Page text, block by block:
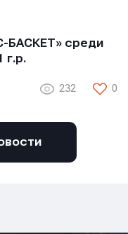
среди
г.р.
232 0